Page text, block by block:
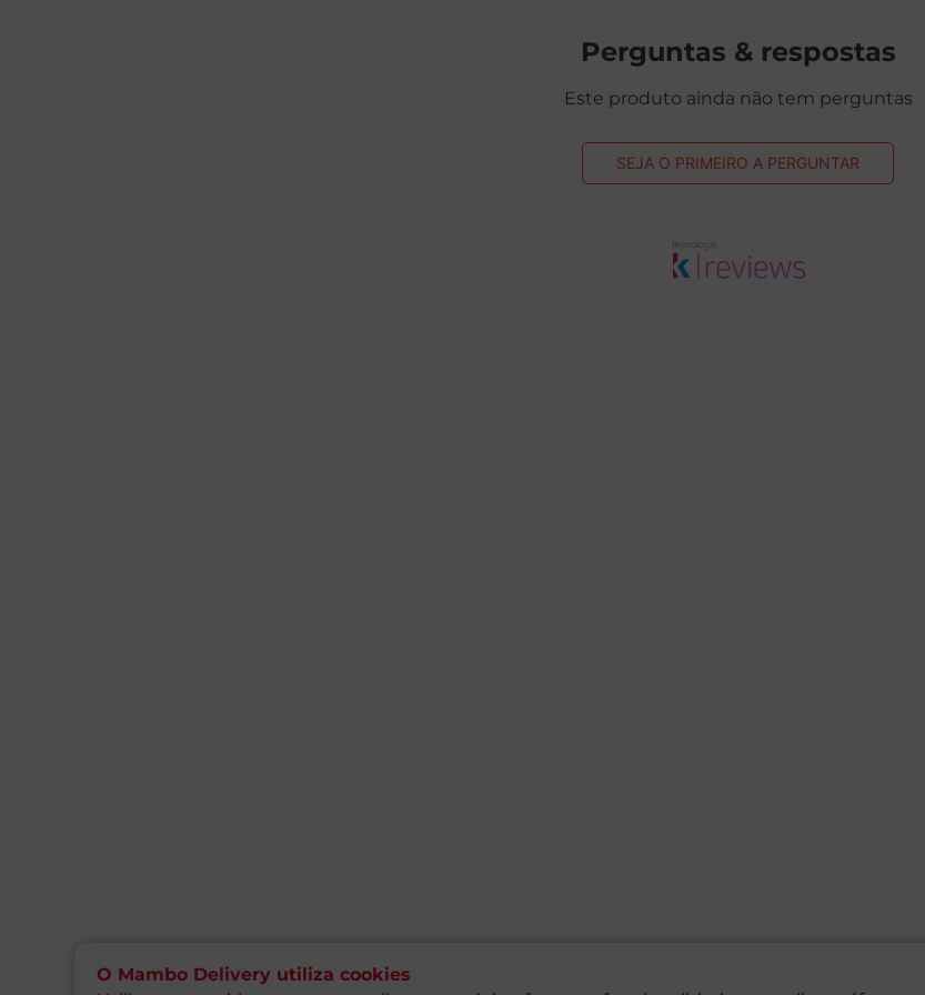
O Mambo Delivery utiliza cookies
Perguntas & respostas
Este produto ainda não tem perguntas
SEJA O PRIMEIRO A PERGUNTAR